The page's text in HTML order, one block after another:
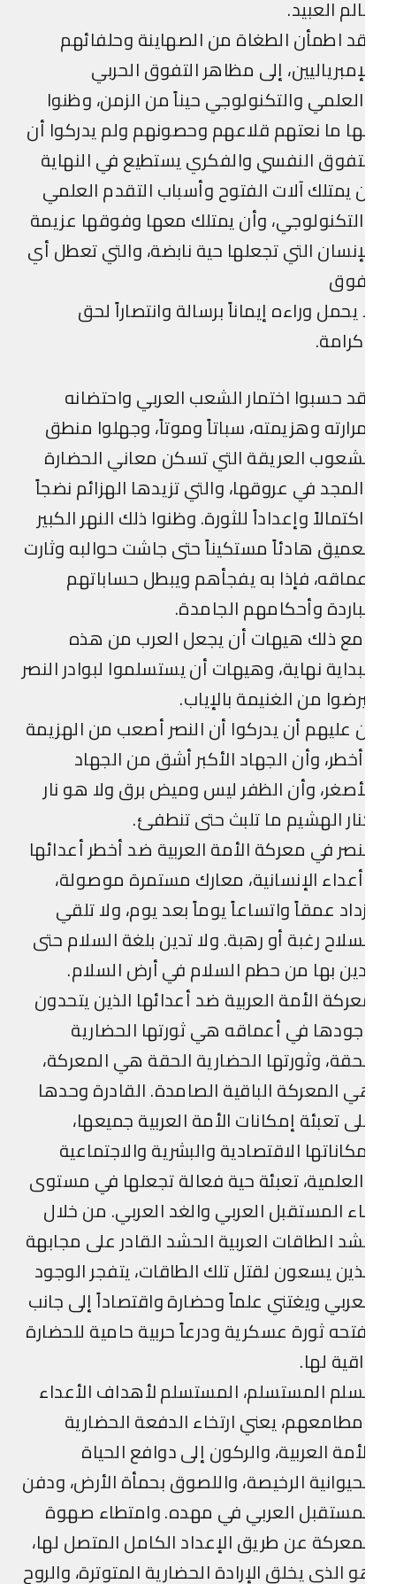
العبيد.
اطمأن الطغاة من الصهاينة وحلفائهم
إلى مظاهر التفوق الحربي
والتكنولوجي حيناً من الزمن، وظنوا
ما نعتهم قلاعهم وحصونهم ولم يدركوا أن
النفسي والفكري يستطيع في النهاية
يمتلك آلات الفتوح وأسباب التقدم العلمي
وأن يمتلك معها وفوقها عزيمة
التي تجعلها حية نابضة، والتي تعطل أي
يحمل وراءه إيماناً برسالة وانتصاراً لحق
حسبوا اختمار الشعب العربي واحتضانه
وهزيمته، سباتاً وموتاً، وجهلوا منطق
العريقة التي تسكن معاني الحضارة
في عروقها، والتي تزيدها الهزائم نضجاً
وإعداداً للثورة. وظنوا ذلك النهر الكبير
هادئاً مستكيناً حتى جاشت حوالبه وثارت
فإذا به يفجأهم ويبطل حساباتهم
وأحكامهم الجامدة.
ذلك هيهات أن يجعل العرب من هذه
نهاية، وهيهات أن يستسلموا لبوادر النصر
من الغنيمة بالإياب.
عليهم أن يدركوا أن النصر أصعب من الهزيمة
وأن الجهاد الأكبر أشق من الجهاد
وأن الظفر ليس وميض برق ولا هو نار
الهشيم ما تلبث حتى تنطفئ.
في معركة الأمة العربية ضد أخطر أعدائها
الإنسانية، معارك مستمرة موصولة،
عمقاً واتساعاً يوماً بعد يوم، ولا تلقي
رغبة أو رهبة. ولا تدين بلغة السلام حتى
بها من حطم السلام في أرض السلام.
الأمة العربية ضد أعدائها الذين يتحدون
في أعماقه هي ثورتها الحضارية
وثورتها الحضارية الحقة هي المعركة،
المعركة الباقية الصامدة. القادرة وحدها
تعبئة إمكانات الأمة العربية جميعها،
الاقتصادية والبشرية والاجتماعية
تعبئة حية فعالة تجعلها في مستوى
المستقبل العربي والغد العربي. من خلال
الطاقات العربية الحشد القادر على مجابهة
يسعون لقتل تلك الطاقات، يتفجر الوجود
ويغتني علماً وحضارة واقتصاداً إلى جانب
ثورة عسكرية ودرعاً حربية حامية للحضارة
لها.
المستسلم، المستسلم لأهداف الأعداء
يعني ارتخاء الدفعة الحضارية
العربية، والركون إلى دوافع الحياة
الرخيصة، واللصوق بحمأة الأرض، ودفن
العربي في مهده. وامتطاء صهوة
عن طريق الإعداد الكامل المتصل لها،
الذي يخلق الإرادة الحضارية المتوترة، والروح